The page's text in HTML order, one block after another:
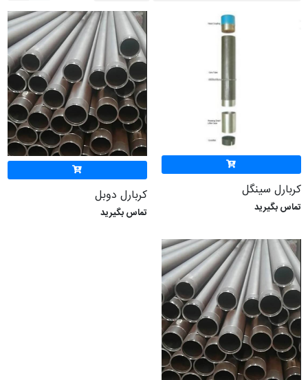
کربارل سینگل
تماس بگیرید
کربارل دوبل
تماس بگیرید